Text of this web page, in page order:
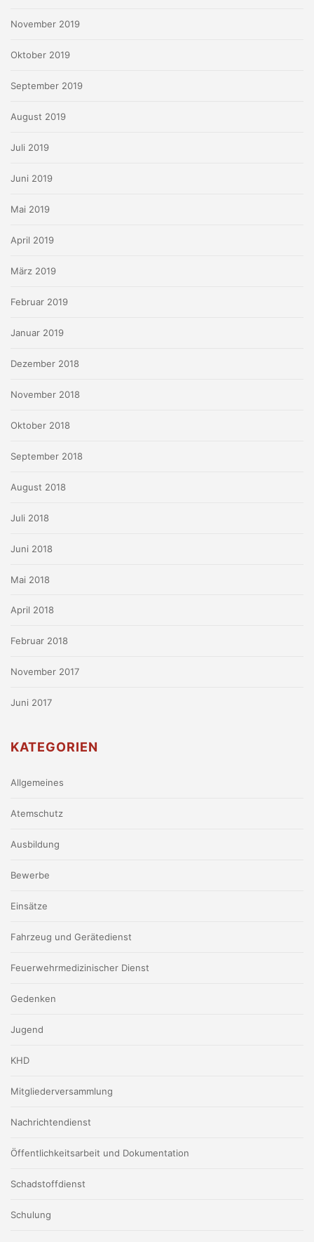
November 2019
Oktober 2019
September 2019
August 2019
Juli 2019
Juni 2019
Mai 2019
April 2019
März 2019
Februar 2019
Januar 2019
Dezember 2018
November 2018
Oktober 2018
September 2018
August 2018
Juli 2018
Juni 2018
Mai 2018
April 2018
Februar 2018
November 2017
Juni 2017
KATEGORIEN
Allgemeines
Atemschutz
Ausbildung
Bewerbe
Einsätze
Fahrzeug und Gerätedienst
Feuerwehrmedizinischer Dienst
Gedenken
Jugend
KHD
Mitgliederversammlung
Nachrichtendienst
Öffentlichkeitsarbeit und Dokumentation
Schadstoffdienst
Schulung